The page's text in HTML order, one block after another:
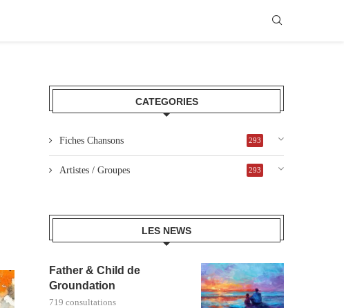
CATEGORIES
Fiches Chansons 293
Artistes / Groupes 293
LES NEWS
Father & Child de
Groundation
719 consultations